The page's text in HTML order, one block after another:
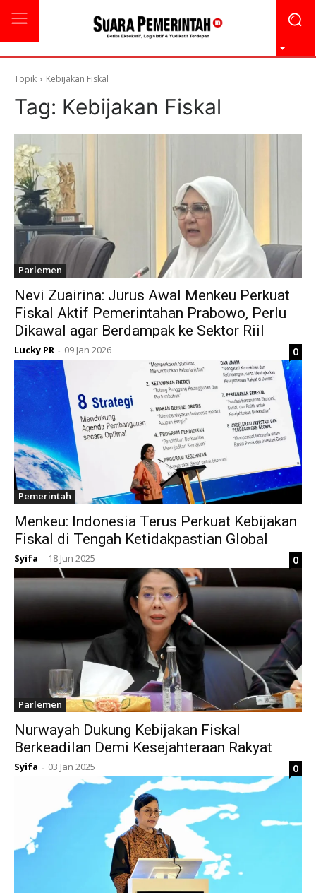
Topik Kebijakan Fiskal
Tag: Kebijakan Fiskal
Parlemen
Nevi Zuairina: Jurus Awal Menkeu Perkuat
Fiskal Aktif Pemerintahan Prabowo, Perlu
Dikawal agar Berdampak ke Sektor Riil
Lucky PR - 09 Jan 2026 0
Pemerintah
Menkeu: Indonesia Terus Perkuat Kebijakan
Fiskal di Tengah Ketidakpastian Global
Syifa - 18 Jun 2025 0
Parlemen
Nurwayah Dukung Kebijakan Fiskal
Berkeadilan Demi Kesejahteraan Rakyat
Syifa - 03 Jan 2025 0